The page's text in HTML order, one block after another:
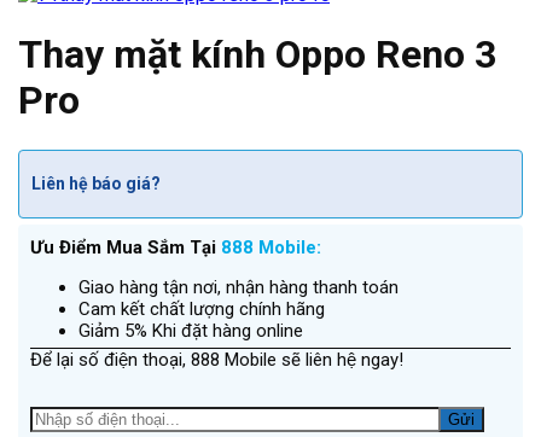
Thay mặt kính Oppo Reno 3
Pro
Liên hệ báo giá?
Ưu Điểm Mua Sắm Tại 888 Mobile:
Giao hàng tận nơi, nhận hàng thanh toán
Cam kết chất lượng chính hãng
Giảm 5% Khi đặt hàng online
Để lại số điện thoại, 888 Mobile sẽ liên hệ ngay!